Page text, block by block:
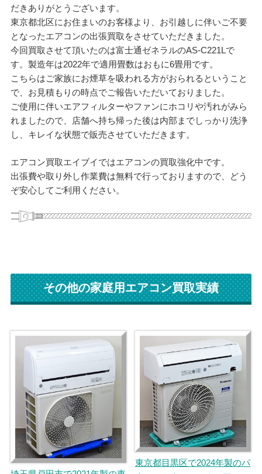
だきありがとうございます。
東京都北区にお住まいのお客様より、お引越しに伴いご不要
となったエアコンの出張買取をさせていただきました。
今回買取させて頂いたのは富士通ゼネラルのAS-C221Lで
す。製造年は2022年で適用畳数はおもに6畳用です。
こちらはご家族にお煙草を吸われる方がおられるということ
で、お見積もりの時点でご報告いただいておりました。
ご使用に伴いエアフィルターやファンにホコリや汚れがみら
れましたので、店舗へ持ち帰った後は内部までしっかり洗浄
し、キレイな状態で販売させていただきます。
エアコン買取エイブイではエアコンの買取強化中です。
出張費や取り外し作業費は無料で行っておりますので、どう
ぞ安心してご利用ください。
その他の家庭用エアコン買取実績
東京都目黒区で2024年製のパ